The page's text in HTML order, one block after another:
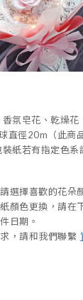
氛皂花、乾燥
直徑20m（此商
紙若有指定色系
選擇喜歡的花朵
顏色更換，請在
日期。
，請和我們聯繫